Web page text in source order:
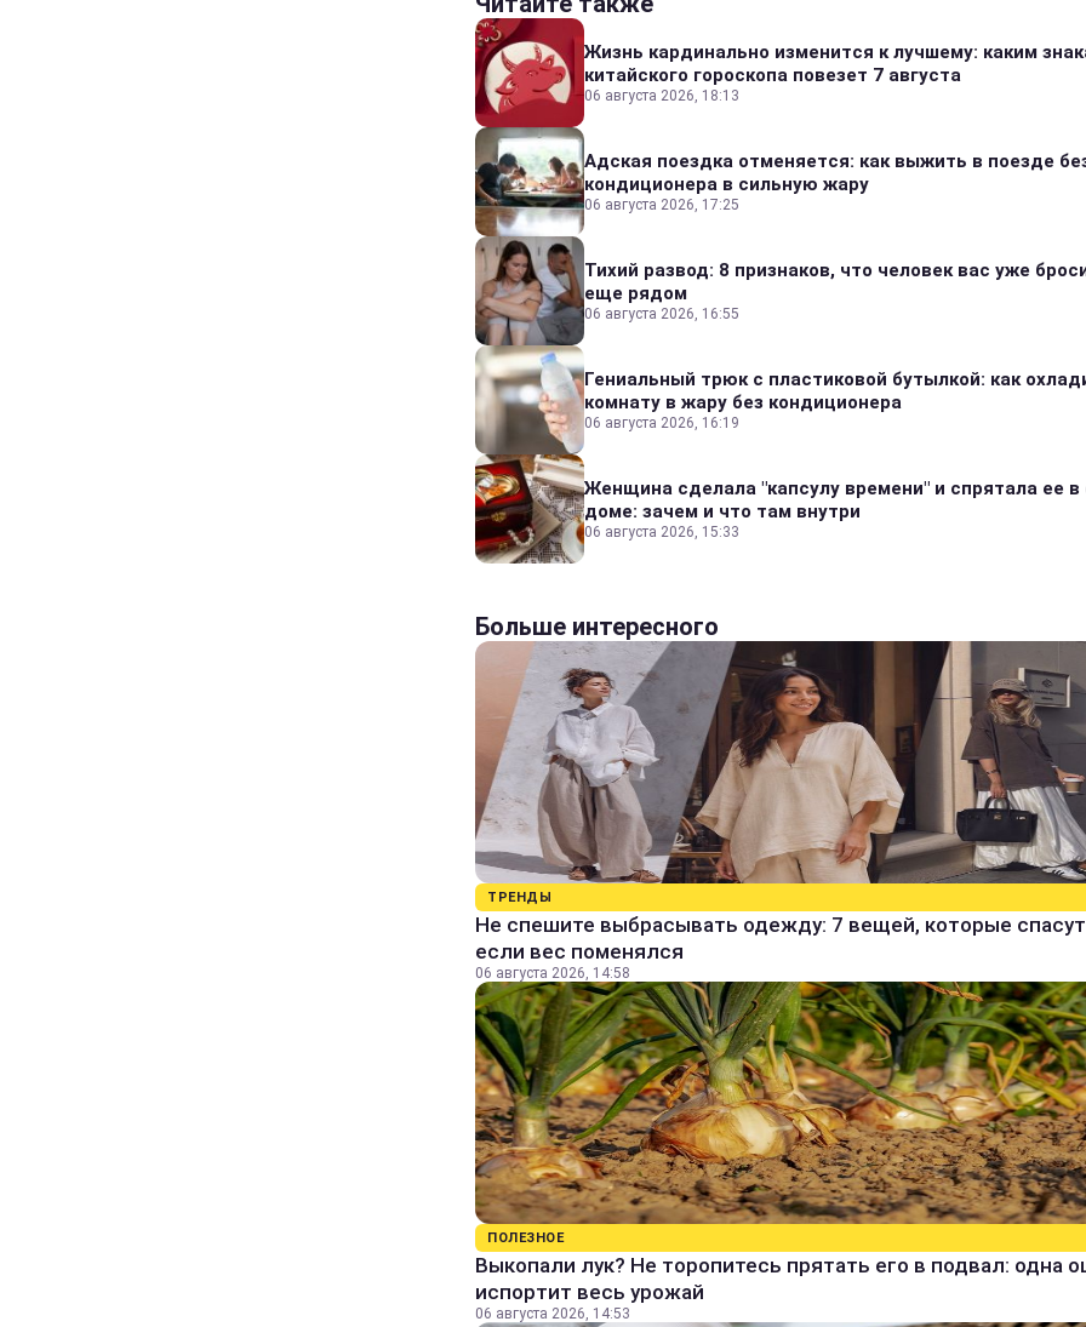
Жизнь кардинально изменится к лучшему: каким
китайского гороскопа повезет 7 августа
06 августа 2026, 18:13
Адская поездка отменяется: как выжить в поезде
кондиционера в сильную жару
06 августа 2026, 17:25
Тихий развод: 8 признаков, что человек вас уже
еще рядом
06 августа 2026, 16:55
Гениальный трюк с пластиковой бутылкой: как
комнату в жару без кондиционера
06 августа 2026, 16:19
Женщина сделала "капсулу времени" и спрятала ее в
доме: зачем и что там внутри
06 августа 2026, 15:33
Больше интересного
ТРЕНДЫ
Не спешите выбрасывать одежду: 7 вещей, которые спасут
если вес поменялся
06 августа 2026, 14:58
ПОЛЕЗНОЕ
Выкопали лук? Не торопитесь прятать его в подвал: одна
испортит весь урожай
06 августа 2026, 14:53